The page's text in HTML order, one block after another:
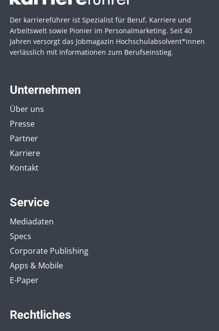
Der karriereführer ist Spezialist für Beruf, Karriere und
Arbeitswelt sowie Pionier im Personal­marketing. Seit 40
Jahren versorgt das Jobmagazin Hochschul­absolvent*innen
verlässlich mit Informationen zum Berufseinstieg.
Unternehmen
Über uns
Presse
Partner
Karriere
Kontakt
Service
Mediadaten
Specs
Corporate Publishing
Apps & Mobile
E-Paper
Rechtliches